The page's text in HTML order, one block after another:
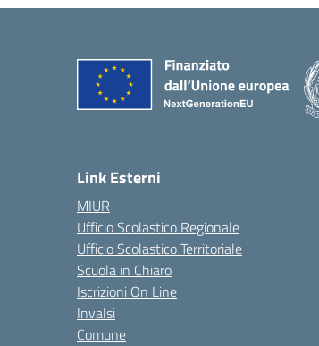
Link Esterni
MIUR
Ufficio Scolastico Regionale
Ufficio Scolastico Territoriale
Scuola in Chiaro
Iscrizioni On Line
Invalsi
Comune